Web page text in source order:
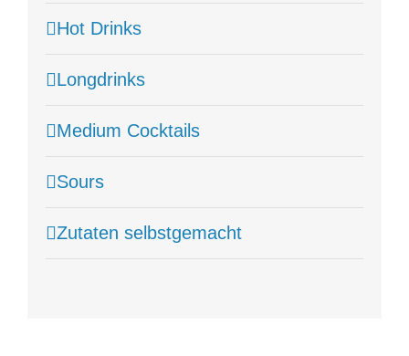
Hot Drinks
Longdrinks
Medium Cocktails
Sours
Zutaten selbstgemacht